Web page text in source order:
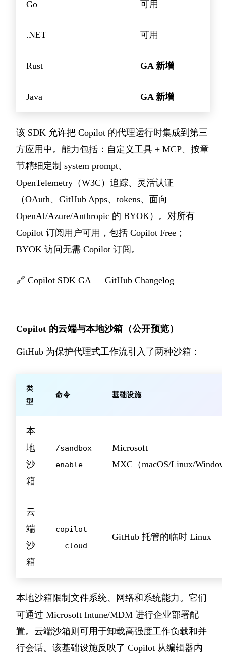
Go 可用
.NET 可用
Rust GA 新增
Java GA 新增
该 SDK 允许把 Copilot 的代理运行时集成到第三
方应用中。能力包括：自定义工具 + MCP、按章
节精细定制 system prompt、
OpenTelemetry（W3C）追踪、灵活认证
（OAuth、GitHub Apps、tokens、面向
OpenAI/Azure/Anthropic 的 BYOK）。对所有
Copilot 订阅用户可用，包括 Copilot Free；
BYOK 访问无需 Copilot 订阅。
🔗 Copilot SDK GA — GitHub Changelog
Copilot 的云端与本地沙箱（公开预览）
GitHub 为保护代理式工作流引入了两种沙箱：
类
型
命令 基础设施
本
地
沙
箱
/sandbox
enable
Microsoft
MXC（macOS/Linux/
云
端
沙
箱
copilot
--cloud
GitHub 托管的临时 Linux
本地沙箱限制文件系统、网络和系统能力。它们
可通过 Microsoft Intune/MDM 进行企业部署配
置。云端沙箱则可用于卸载高强度工作负载和并
行会话。该基础设施反映了 Copilot 从编辑器内